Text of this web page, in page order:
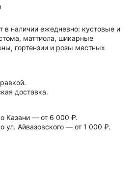
в наличии ежедневно: кустовые и
маттиола, шикарные
гортензии и розы местных
доставка.
Казани — от 6 000 ₽.
ул. Айвазовского — от 1 000 ₽.